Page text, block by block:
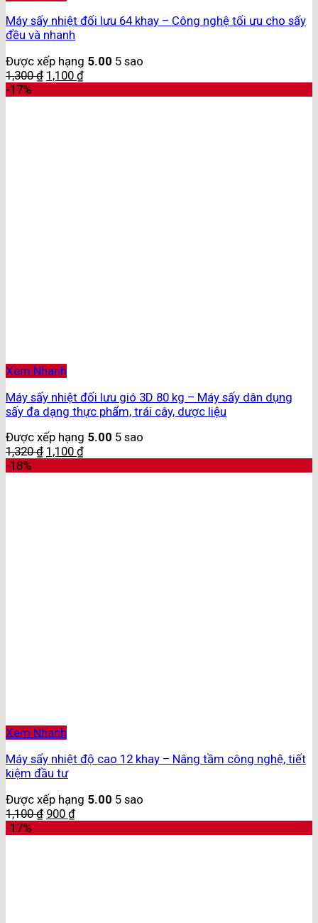
Máy sấy nhiệt đối lưu 64 khay – Công nghệ tối ưu cho sấy
đều và nhanh
Được xếp hạng 5.00 5 sao
1,300₫ 1,100 ₫
-17%
Xem Nhanh
Máy sấy nhiệt đối lưu gió 3D 80 kg – Máy sấy dân dụng
sấy đa dạng thực phẩm, trái cây, dược liệu
Được xếp hạng 5.00 5 sao
1,320₫ 1,100 ₫
-18%
Xem Nhanh
Máy sấy nhiệt độ cao 12 khay – Nâng tầm công nghệ, tiết
kiệm đầu tư
Được xếp hạng 5.00 5 sao
1,100₫ 900 ₫
-17%